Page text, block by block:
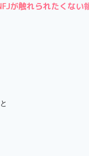
が触れられたくない